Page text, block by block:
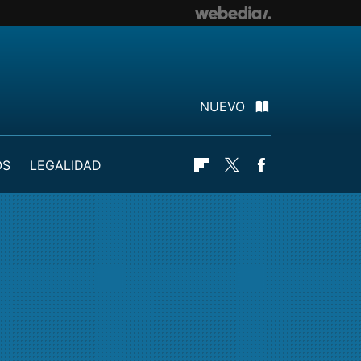
NUEVO
LEGALIDAD Flipboard
Twitter